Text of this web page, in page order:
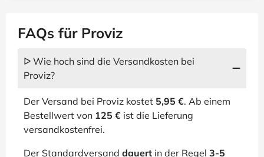
FAQs für Proviz
ᐅ Wie hoch sind die Versandkosten bei
Proviz?
Der Versand bei Proviz kostet 5,95 €. Ab einem
Bestellwert von 125 € ist die Lieferung
versandkostenfrei.
Der Standardversand dauert in der Regel 3-5